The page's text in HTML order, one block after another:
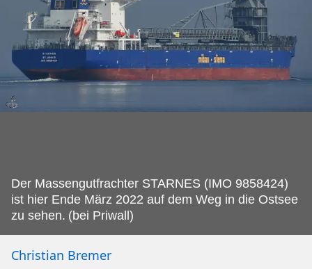
Der Massengutfrachter STARNES (IMO 9858424)
ist hier Ende März 2022 auf dem Weg in die Ostsee
zu sehen. (bei Priwall)
Christian Bremer